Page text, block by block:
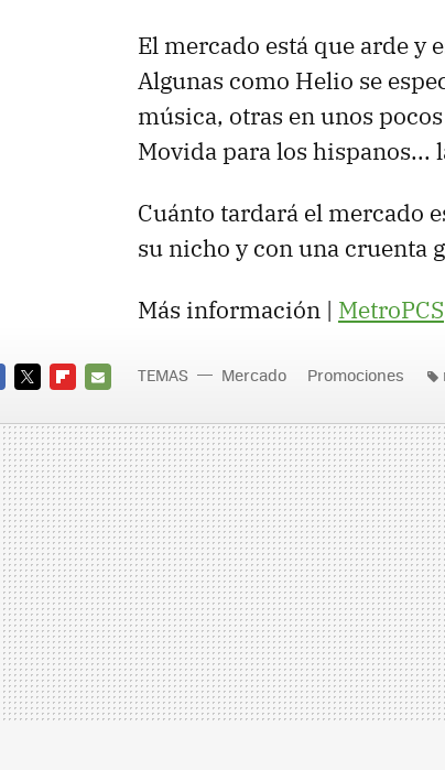
El mercado está que arde y
Algunas como Helio se
música, otras en unos
Movida para los hispanos...
Cuánto tardará el mercado
su nicho y con una cruenta
Más información | MetroPCS
MAIL
TEMAS Mercado Promociones